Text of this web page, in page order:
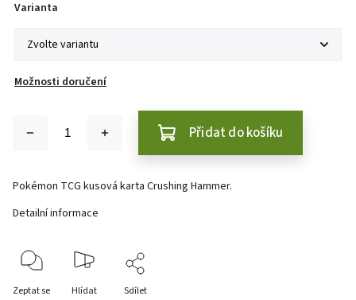
Varianta
Možnosti doručení
Přidat do košíku
Pokémon TCG kusová karta Crushing Hammer.
Detailní informace
Zeptat se Hlídat Sdílet